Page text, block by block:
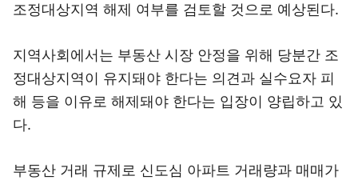
조정대상지역 해제 여부를 검토할 것으로 예상된다.
지역사회에서는 부동산 시장 안정을 위해 당분간 조
정대상지역이 유지돼야 한다는 의견과 실수요자 피
해 등을 이유로 해제돼야 한다는 입장이 양립하고 있
다.
부동산 거래 규제로 신도심 아파트 거래량과 매매가